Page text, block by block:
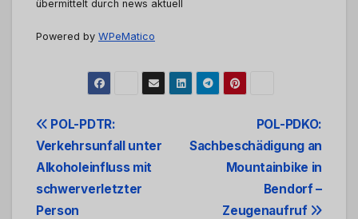
übermittelt durch news aktuell
Powered by WPeMatico
Beitrags-
Navigation
POL-PDKO:
Sachbeschädigung an
Mountainbike in
Bendorf –
Zeugenaufruf
POL-PDTR:
Verkehrsunfall unter
Alkoholeinfluss mit
schwerverletzter
Person